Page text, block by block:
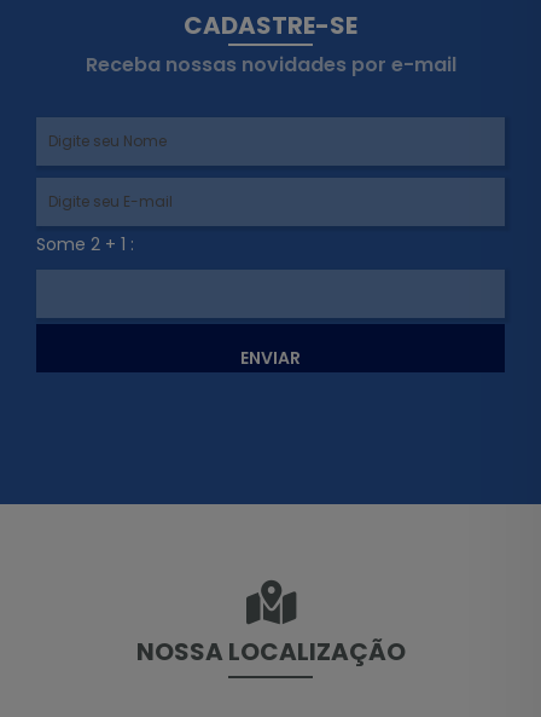
CADASTRE-SE
Receba nossas novidades por e-mail
Some 2 + 1 :
ENVIAR
NOSSA LOCALIZAÇÃO